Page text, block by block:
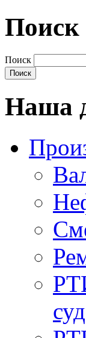
Поиск
Поиск
Наша